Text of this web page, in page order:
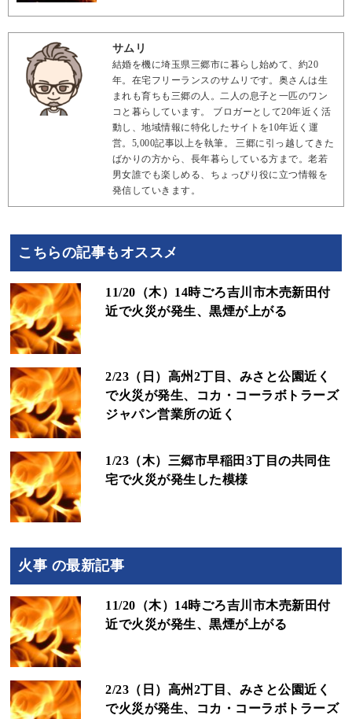
サムリ
結婚を機に埼玉県三郷市に暮らし始めて、約20
年。在宅フリーランスのサムリです。奥さんは生
まれも育ちも三郷の人。二人の息子と一匹のワン
コと暮らしています。 ブロガーとして20年近く活
動し、地域情報に特化したサイトを10年近く運
営。5,000記事以上を執筆。 三郷に引っ越してきた
ばかりの方から、長年暮らしている方まで。老若
男女誰でも楽しめる、ちょっぴり役に立つ情報を
発信していきます。
こちらの記事もオススメ
11/20（木）14時ごろ吉川市木売新田付
近で火災が発生、黒煙が上がる
2/23（日）高州2丁目、みさと公園近く
で火災が発生、コカ・コーラボトラーズ
ジャパン営業所の近く
1/23（木）三郷市早稲田3丁目の共同住
宅で火災が発生した模様
火事 の最新記事
11/20（木）14時ごろ吉川市木売新田付
近で火災が発生、黒煙が上がる
2/23（日）高州2丁目、みさと公園近く
で火災が発生、コカ・コーラボトラーズ